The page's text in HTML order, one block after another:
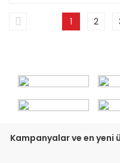
1 2
Kampanyalar ve en yeni